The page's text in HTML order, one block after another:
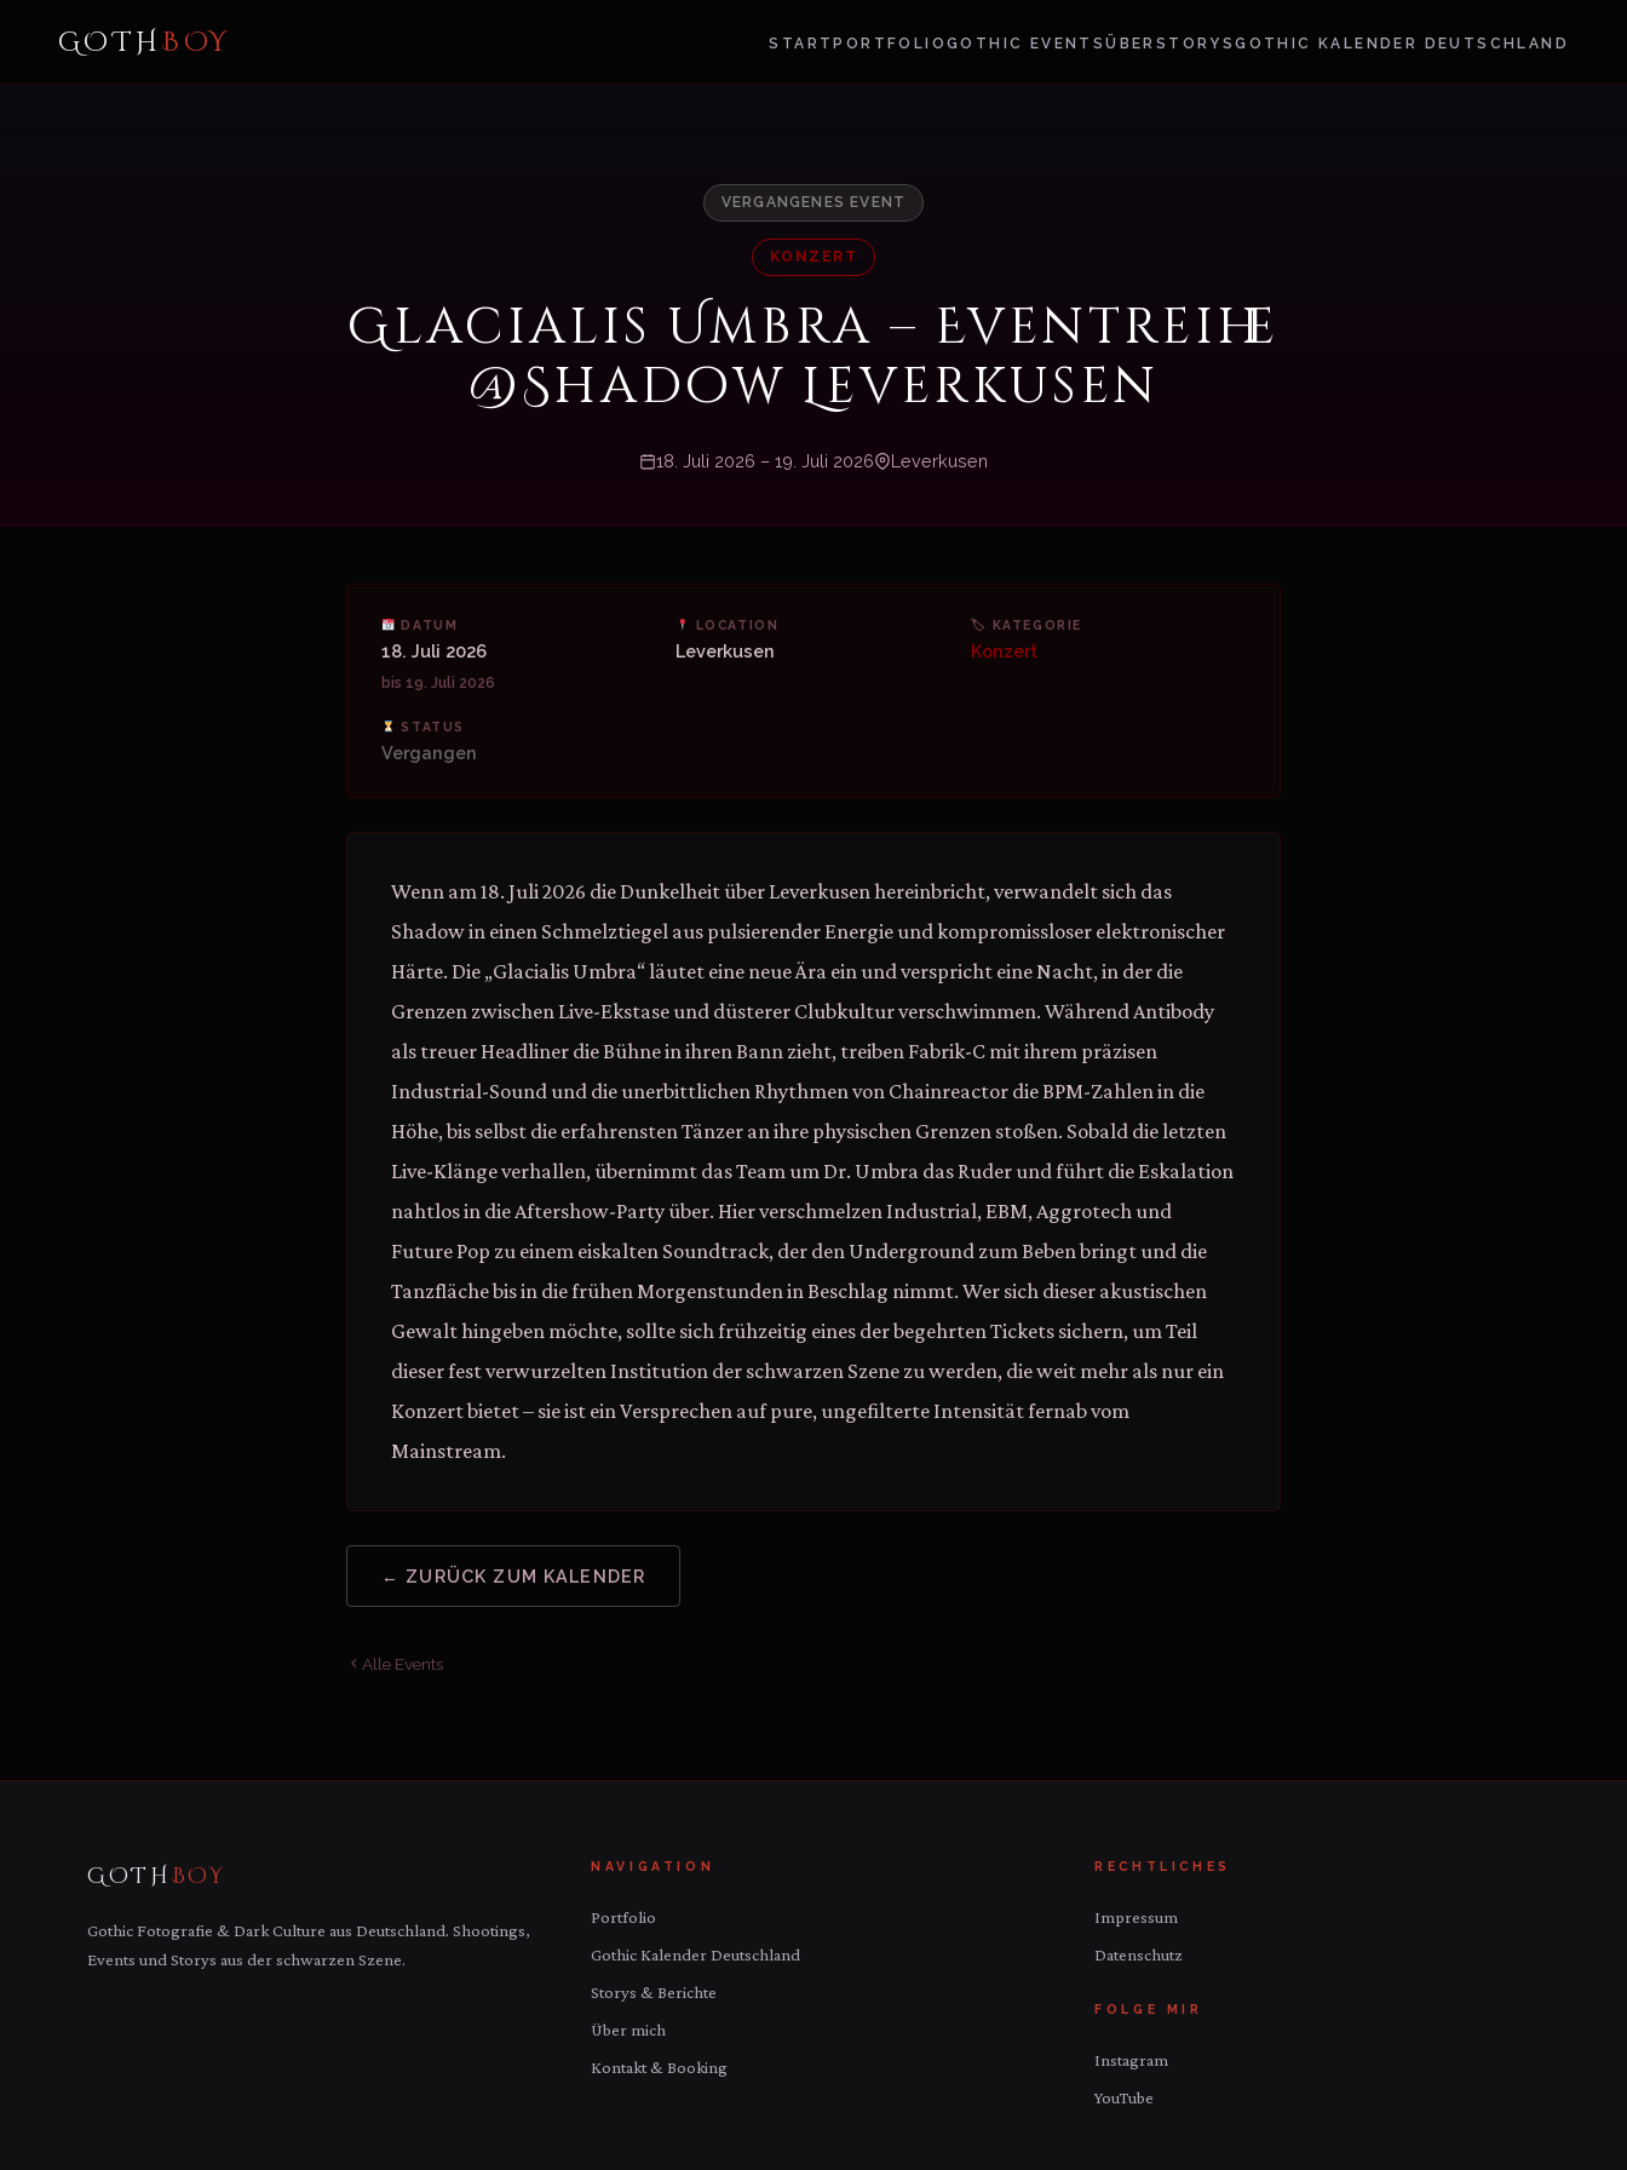
GOTHBOY START PORTFOLIO GOTHIC EVENTSÜBER STORYSGOTHIC KALENDER DEUTSCHLAND
VERGANGENES EVENT
KONZERT
Glacialis Umbra – Eventreihe
@Shadow Leverkusen
18. Juli 2026 – 19. Juli 2026 Leverkusen
DATUM
18. Juli 2026
bis 19. Juli 2026
LOCATION
Leverkusen
🏷 KATEGORIE
Konzert
STATUS
Vergangen
Wenn am 18. Juli 2026 die Dunkelheit über Leverkusen hereinbricht, verwandelt sich das
Shadow in einen Schmelztiegel aus pulsierender Energie und kompromissloser elektronischer
Härte. Die „Glacialis Umbra“ läutet eine neue Ära ein und verspricht eine Nacht, in der die
Grenzen zwischen Live-Ekstase und düsterer Clubkultur verschwimmen. Während Antibody
als treuer Headliner die Bühne in ihren Bann zieht, treiben Fabrik-C mit ihrem präzisen
Industrial-Sound und die unerbittlichen Rhythmen von Chainreactor die BPM-Zahlen in die
Höhe, bis selbst die erfahrensten Tänzer an ihre physischen Grenzen stoßen. Sobald die letzten
Live-Klänge verhallen, übernimmt das Team um Dr. Umbra das Ruder und führt die Eskalation
nahtlos in die Aftershow-Party über. Hier verschmelzen Industrial, EBM, Aggrotech und
Future Pop zu einem eiskalten Soundtrack, der den Underground zum Beben bringt und die
Tanzfläche bis in die frühen Morgenstunden in Beschlag nimmt. Wer sich dieser akustischen
Gewalt hingeben möchte, sollte sich frühzeitig eines der begehrten Tickets sichern, um Teil
dieser fest verwurzelten Institution der schwarzen Szene zu werden, die weit mehr als nur ein
Konzert bietet – sie ist ein Versprechen auf pure, ungefilterte Intensität fernab vom
Mainstream.
← ZURÜCK ZUM KALENDER
Alle Events
GOTH BOY
Gothic Fotografie & Dark Culture aus Deutschland. Shootings,
Events und Storys aus der schwarzen Szene.
NAVIGATION
Portfolio
Gothic Kalender Deutschland
Storys & Berichte
Über mich
Kontakt & Booking
RECHTLICHES
Impressum
Datenschutz
FOLGE MIR
Instagram
YouTube